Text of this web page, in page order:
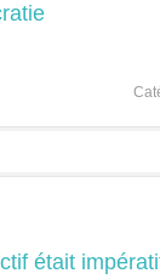
était